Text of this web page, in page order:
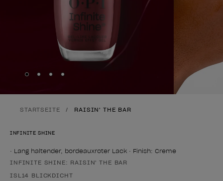
Skip to slide
Skip to slide
Skip to slide
Skip to slide
STARTSEITE RAISIN' THE BAR
INFINITE SHINE
• Lang haltender, bordeauxroter Lack • Finish: Creme
Form des Produkts
INFINITE SHINE: RAISIN' THE BAR
ISL14 BLICKDICHT